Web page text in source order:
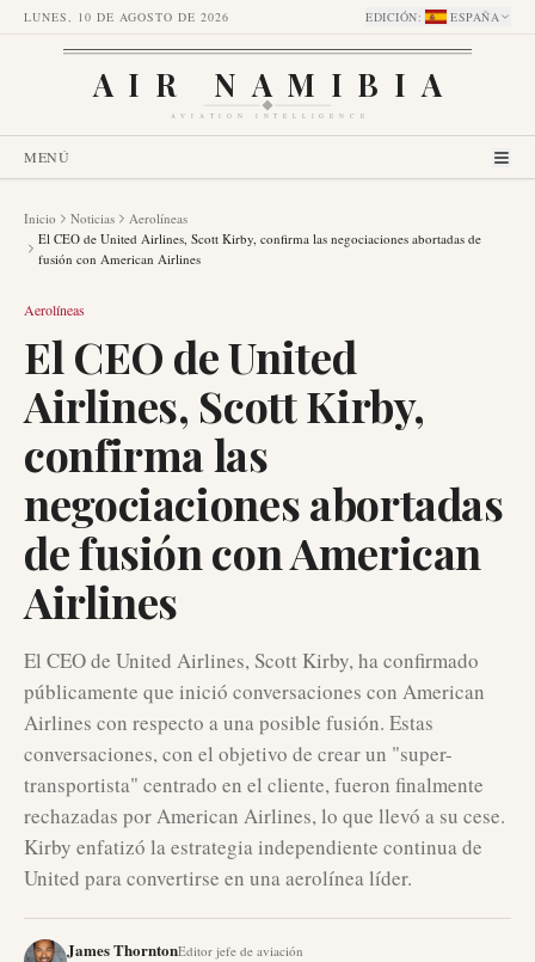
LUNES, 10 DE AGOSTO DE 2026 EDICIÓN: ESPAÑA
AIR NAMIBIA
AVIATION INTELLIGENCE
MENÚ
Inicio Noticias
Aerolíneas
El CEO de United Airlines, Scott Kirby, confirma las negociaciones abortadas de
fusión con American Airlines
Aerolíneas
El CEO de United
Airlines, Scott Kirby,
confirma las
negociaciones abortadas
de fusión con American
Airlines
El CEO de United Airlines, Scott Kirby, ha confirmado
públicamente que inició conversaciones con American
Airlines con respecto a una posible fusión. Estas
conversaciones, con el objetivo de crear un "super-
transportista" centrado en el cliente, fueron finalmente
rechazadas por American Airlines, lo que llevó a su cese.
Kirby enfatizó la estrategia independiente continua de
United para convertirse en una aerolínea líder.
James ThorntonEditor jefe de aviación